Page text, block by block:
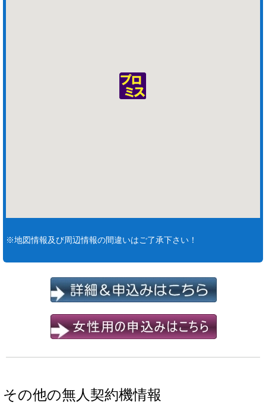
※地図情報及び周辺情報の間違いはご了承下さい！
その他の無人契約機情報